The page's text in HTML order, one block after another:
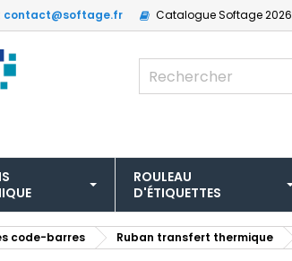
contact@softage.fr CatalogueSoftage 2026
ROULEAU
D'ÉTIQUETTES
code-barres Ruban transfert thermique